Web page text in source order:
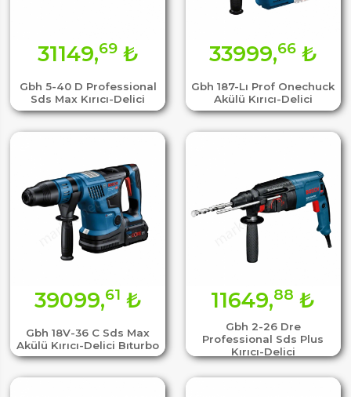
Gbh 5-40 D Professional
Sds Max Kırıcı-Delici
31149,69₺
Gbh 187-Lı Prof Onechuck
Akülü Kırıcı-Delici
33999,66₺
Gbh 18V-36 C Sds Max
Akülü Kırıcı-Delici Bıturbo
39099,61 ₺
Gbh 2-26 Dre
Professional Sds Plus
Kırıcı-Delici
11649,88 ₺